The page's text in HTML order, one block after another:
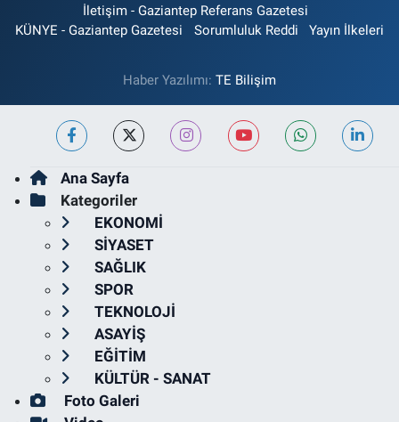
İletişim - Gaziantep Referans Gazetesi
KÜNYE - Gaziantep Gazetesi
Sorumluluk Reddi Yayın İlkeleri
Haber Yazılımı: TE Bilişim
Ana Sayfa
Kategoriler
EKONOMİ
SİYASET
SAĞLIK
SPOR
TEKNOLOJİ
ASAYİŞ
EĞİTİM
KÜLTÜR - SANAT
Foto Galeri